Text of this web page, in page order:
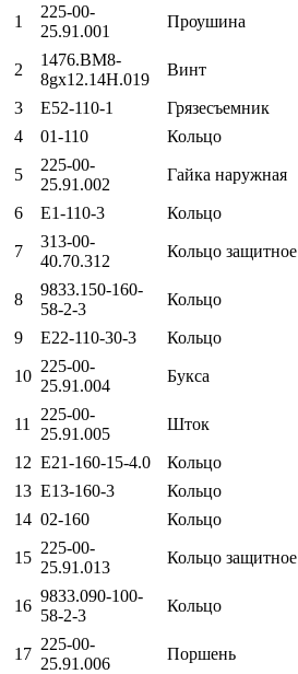
1
225-00-
25.91.001
Проушина
2
1476.ВМ8-
8gх12.14Н.019
Винт
3 Е52-110-1
Грязесъемник
4
01-110 Кольцо
5
225-00-
25.91.002
Гайка наружная
6 Е1-110-3 Кольцо
7
313-00-
40.70.312
Кольцо защитное
8
9833.150-160-
58-2-3
Кольцо
9 Е22-110-30-3 Кольцо
10
225-00-
25.91.004
Букса
11
225-00-
25.91.005
Шток
12 Е21-160-15-4.0
Кольцо
13 Е13-160-3
Кольцо
14 02-160 Кольцо
15
225-00-
25.91.013
Кольцо защитное
16
9833.090-100-
58-2-3
Кольцо
17
225-00-
25.91.006
Поршень